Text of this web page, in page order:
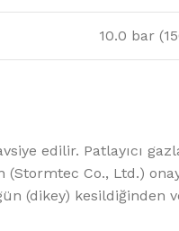
10.0 bar
edilir. Patlayıcı
Co., Ltd.) onay
(dikey) kesildiğinden